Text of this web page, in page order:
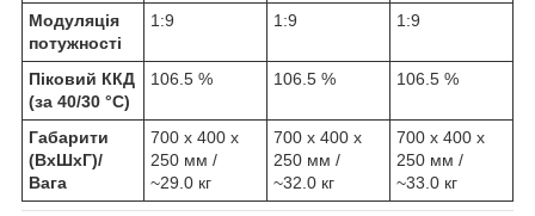
Модуляція
потужності
1:9 1:9 1:9
Піковий ККД
(за 40/30 °C)
106.5 % 106.5 % 106.5 %
Габарити
(ВхШхГ)/
Вага
700 х 400 х
250 мм /
~29.0 кг
700 х 400 х
250 мм /
~32.0 кг
700 х 400 х
250 мм /
~33.0 кг